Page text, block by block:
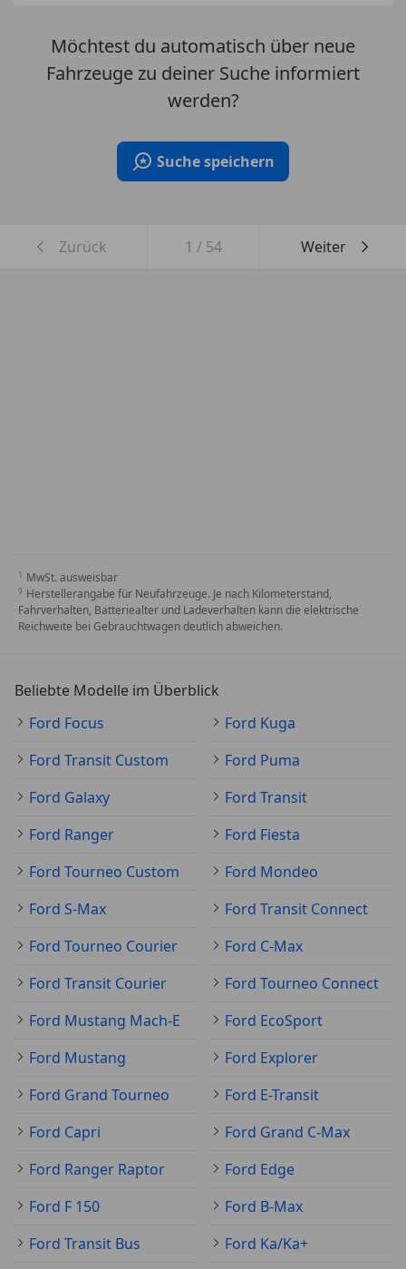
Möchtest du automatisch über neue
Fahrzeuge zu deiner Suche informiert
werden?
Suche speichern
Zurück 1 / 54 Weiter
MwSt. ausweisbar
Herstellerangabe für Neufahrzeuge. Je nach Kilometerstand,
Fahrverhalten, Batteriealter und Ladeverhalten kann die elektrische
Reichweite bei Gebrauchtwagen deutlich abweichen.
Beliebte Modelle im Überblick
Ford Focus
Ford Kuga
Ford Transit Custom
Ford Puma
Ford Galaxy
Ford Transit
Ford Ranger
Ford Fiesta
Ford Tourneo Custom
Ford Mondeo
Ford S-Max
Ford Transit Connect
Ford Tourneo Courier
Ford C-Max
Ford Transit Courier
Ford Tourneo Connect
Ford Mustang Mach-E
Ford EcoSport
Ford Mustang
Ford Explorer
Ford Grand Tourneo
Ford E-Transit
Ford Capri
Ford Grand C-Max
Ford Ranger Raptor
Ford Edge
Ford F 150
Ford B-Max
Ford Transit Bus
Ford Ka/Ka+